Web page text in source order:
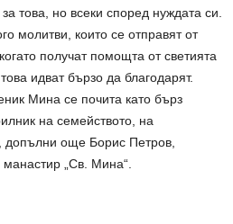
това, но всеки според нуждата си.
молитви, които се отправят от
получат помощта от светията
идват бързо да благодарят.
Мина се почита като бърз
на семейството, на
допълни още Борис Петров,
„Св. Мина“.